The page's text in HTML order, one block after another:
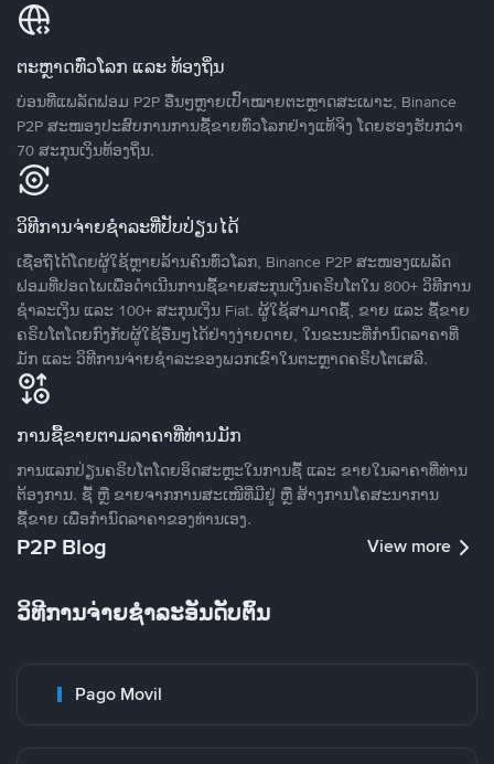
ຕະຫຼາດທົ່ວໂລກ ແລະ ທ້ອງຖິ່ນ
ບ່ອນທີ່ແພລັດຟອມ P2P ອື່ນໆຫຼາຍເປົ້າໝາຍຕະຫຼາດສະເພາະ, Binance
P2P ສະໜອງປະສົບການການຊື້ຂາຍທົ່ວໂລກຢ່າງແທ້ຈິງ ໂດຍຮອງຮັບກວ່າ
70 ສະກຸນເງິນທ້ອງຖິ່ນ.
ວິທີການຈ່າຍຊຳລະທີ່ປັບປ່ຽນໄດ້
ເຊື່ອຖືໄດ້ໂດຍຜູ້ໃຊ້ຫຼາຍລ້ານຄົນທົ່ວໂລກ, Binance P2P ສະໜອງແພລັດ
ຟອມທີ່ປອດໄພເພື່ອດໍາເນີນການຊື້ຂາຍສະກຸນເງິນຄຣິບໂຕໃນ 800+ ວິທີການ
ຊໍາລະເງິນ ແລະ 100+ ສະກຸນເງິນ Fiat. ຜູ້ໃຊ້ສາມາດຊື້, ຂາຍ ແລະ ຊື້ຂາຍ
ຄຣິບໂຕໂດຍກົງກັບຜູ້ໃຊ້ອື່ນໆໄດ້ຢ່າງງ່າຍດາຍ, ໃນຂະນະທີ່ກໍານົດລາຄາທີ່
ມັກ ແລະ ວິທີການຈ່າຍຊຳລະຂອງພວກເຂົາໃນຕະຫຼາດຄຣິບໂຕເສລີ.
ການຊື້ຂາຍຕາມລາຄາທີ່ທ່ານມັກ
ການແລກປ່ຽນຄຣິບໂຕໂດຍອິດສະຫຼະໃນການຊື້ ແລະ ຂາຍໃນລາຄາທີ່ທ່ານ
ຕ້ອງການ. ຊື້ ຫຼື ຂາຍຈາກການສະເໜີທີ່ມີຢູ່ ຫຼື ສ້າງການໂຄສະນາການ
ຊື້ຂາຍ ເພື່ອກໍານົດລາຄາຂອງທ່ານເອງ.
P2P Blog View more
ວິທີການຈ່າຍຊຳລະອັນດັບຕົ້ນ
Pago Movil